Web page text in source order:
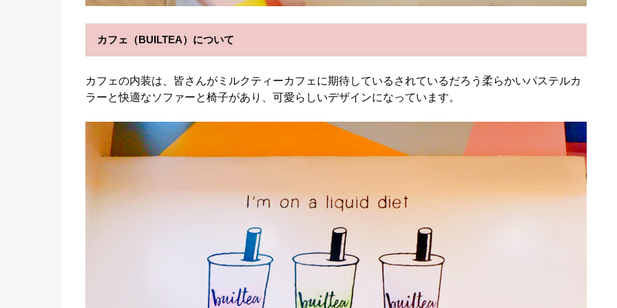
カフェ（BUILTEA）について
カフェの内装は、皆さんがミルクティーカフェに期待しているされているだろう柔らかいパステルカ
ラーと快適なソファーと椅子があり、可愛らしいデザインになっています。